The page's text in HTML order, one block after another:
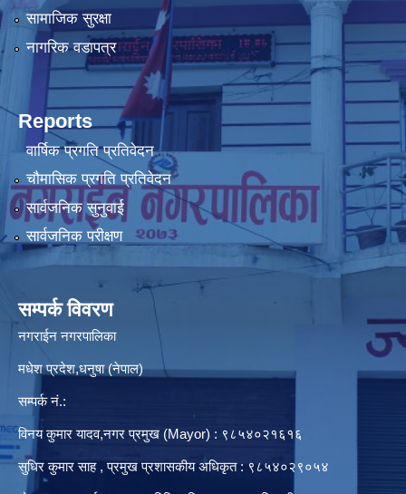
सामाजिक सुरक्षा
नागरिक वडापत्र
Reports
वार्षिक प्रगति प्रतिवेदन
चौमासिक प्रगति प्रतिवेदन
सार्वजनिक सुनुवाई
सार्वजनिक परीक्षण
सम्पर्क विवरण
नगराईन नगरपालिका
मधेश प्रदेश,धनुषा (नेपाल)
सम्पर्क नं.:
विनय कुमार यादव,नगर प्रमुख (Mayor) : ९८५४०२१६१६
सुधिर कुमार साह , प्रमुख प्रशासकीय अधिकृत : ९८५४०२९०५४